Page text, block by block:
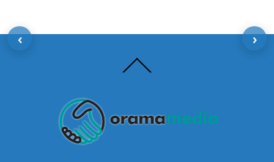
To
‹ ›